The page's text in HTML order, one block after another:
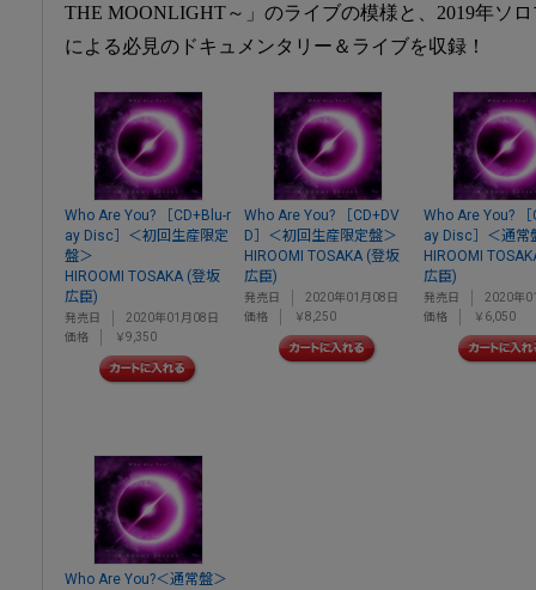
THE MOONLIGHT～」のライブの模様と、2019年ソ
による必見のドキュメンタリー＆ライブを収録！
Who Are You? ［CD+Blu-r
ay Disc］＜初回生産限定
盤＞
HIROOMI TOSAKA (登坂
広臣)
発売日
2020年01月08日
価格
￥9,350
Who Are You? ［CD+DV
D］＜初回生産限定盤＞
HIROOMI TOSAKA (登坂
広臣)
発売日
2020年01月08日
価格
￥8,250
Who Are You? ［
ay Disc］＜通常
HIROOMI
広臣)
発売日
2020年
価格
￥6,050
Who Are You?＜通常盤＞